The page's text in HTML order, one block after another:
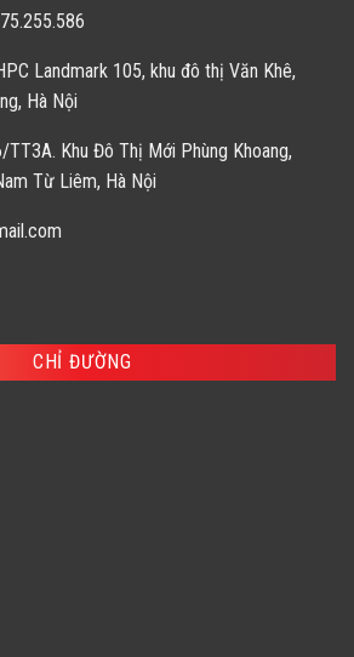
Landmark 105, khu đô thị Văn Khê,
Hà Nội
Khu Đô Thị Mới Phùng Khoang,
Từ Liêm, Hà Nội
CHỈ ĐƯỜNG